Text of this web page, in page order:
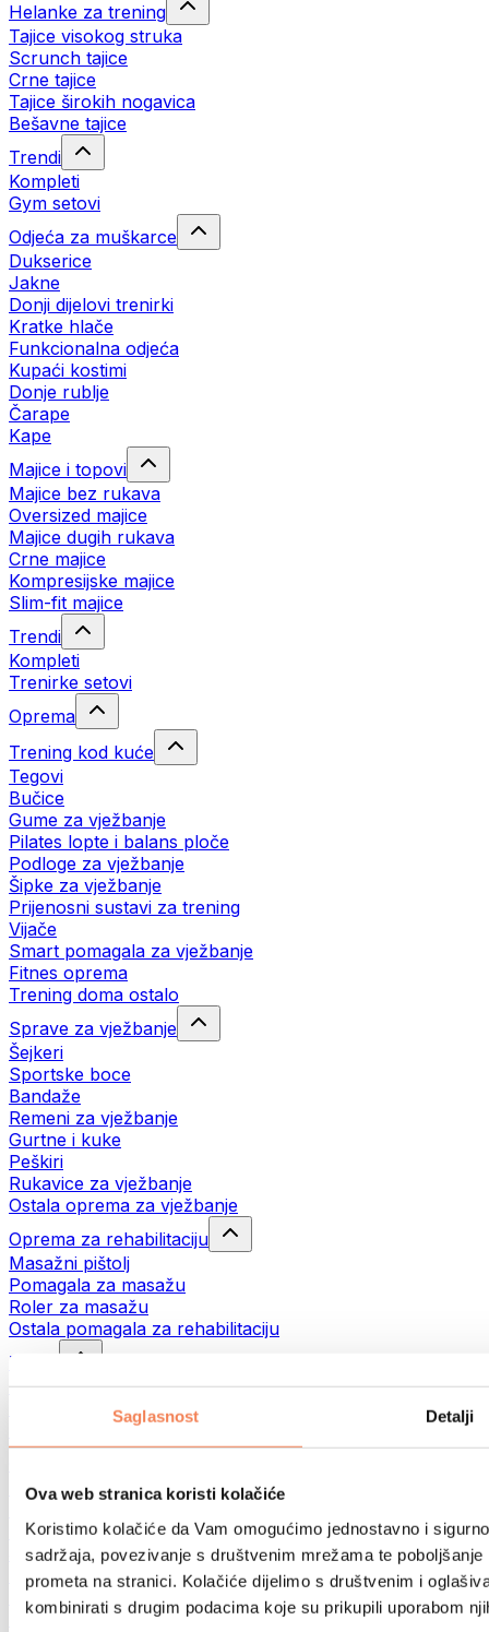
Saglasnost Detalji
Ova web stranica koristi kolačiće
Koristimo kolačiće da Vam omogućimo jednostavno i
sadržaja, povezivanje s društvenim mrežama te
prometa na stranici. Kolačiće dijelimo s društvenim i
kombinirati s drugim podacima koje su prikupili uporabom
Helanke za trening
Tajice visokog struka
Scrunch tajice
Crne tajice
Tajice širokih nogavica
Bešavne tajice
Trendi
Kompleti
Gym setovi
Odjeća za muškarce
Dukserice
Jakne
Donji dijelovi trenirki
Kratke hlače
Funkcionalna odjeća
Kupaći kostimi
Donje rublje
Čarape
Kape
Majice i topovi
Majice bez rukava
Oversized majice
Majice dugih rukava
Crne majice
Kompresijske majice
Slim-fit majice
Trendi
Kompleti
Trenirke setovi
Oprema
Trening kod kuće
Tegovi
Bučice
Gume za vježbanje
Pilates lopte i balans ploče
Podloge za vježbanje
Šipke za vježbanje
Prijenosni sustavi za trening
Vijače
Smart pomagala za vježbanje
Fitnes oprema
Trening doma ostalo
Sprave za vježbanje
Šejkeri
Sportske boce
Bandaže
Remeni za vježbanje
Gurtne i kuke
Peškiri
Rukavice za vježbanje
Ostala oprema za vježbanje
Oprema za rehabilitaciju
Masažni pištolj
Pomagala za masažu
Roler za masažu
Ostala pomagala za rehabilitaciju
Torbe
Torbe za hranu
Sportske torbe
Trčanje
Biciklizam
Joga i pilates
Kupanje hladnom vodom
Plivanje
Planinarenje